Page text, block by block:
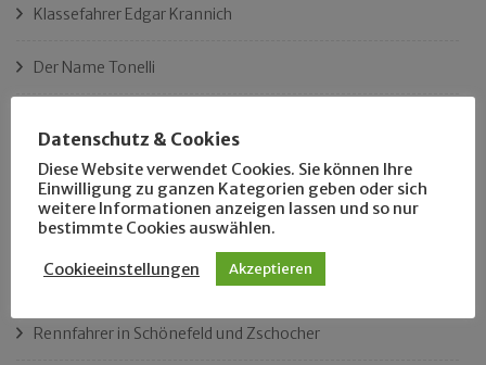
Klassefahrer Edgar Krannich
Der Name Tonelli
„Als Hobbyhistoriker bin ich in ganz Leipzig zu Hause“
Das neue Eutritzsch-Buch
Der Leipziger Schmiedetag von 1904
Rennfahrer in Schönefeld und Zschocher
Datenschutz & Cookies
Diese Website verwendet Cookies. Sie können Ihre
Einwilligung zu ganzen Kategorien geben oder sich
weitere Informationen anzeigen lassen und so nur
bestimmte Cookies auswählen.
Cookieeinstellungen Akzeptieren